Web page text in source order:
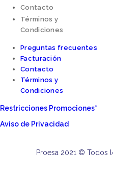
Contacto
Términos y
Condiciones
Preguntas frecuentes
Facturación
Contacto
Términos y
Condiciones
Restricciones Promociones*
Aviso de Privacidad
Proesa 2021 © Todos